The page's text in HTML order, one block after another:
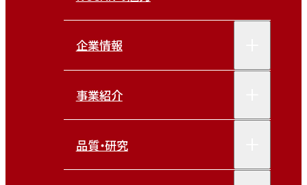
企業情報
事業紹介
品質・研究